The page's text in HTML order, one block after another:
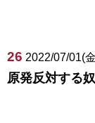
26 2022/07/01(
原発反対する